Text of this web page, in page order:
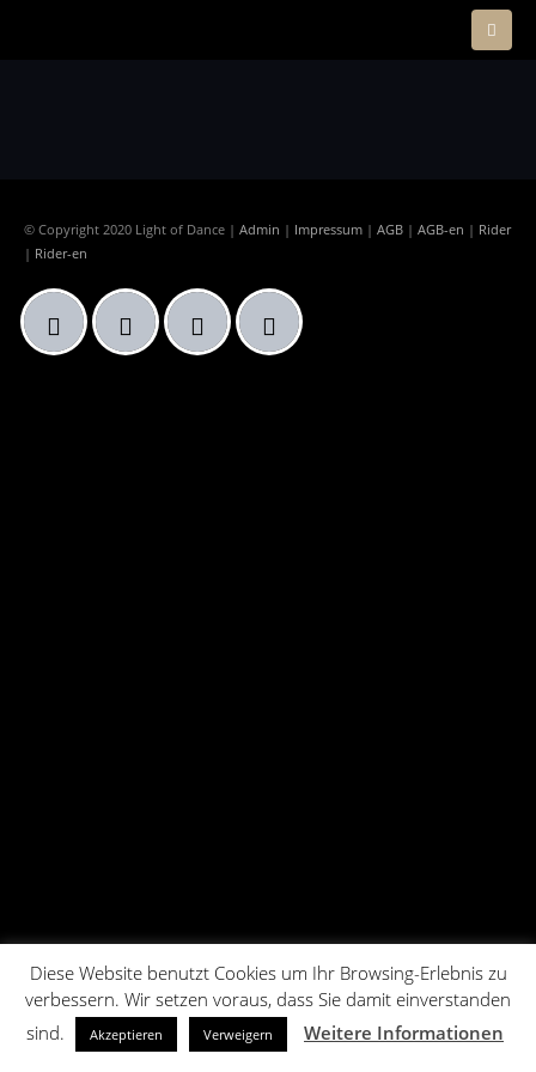
© Copyright 2020 Light of Dance | Admin | Impressum | AGB | AGB-en | Rider
| Rider-en
Diese Website benutzt Cookies um Ihr Browsing-Erlebnis zu
verbessern. Wir setzen voraus, dass Sie damit einverstanden
sind.
Akzeptieren Verweigern Weitere Informationen